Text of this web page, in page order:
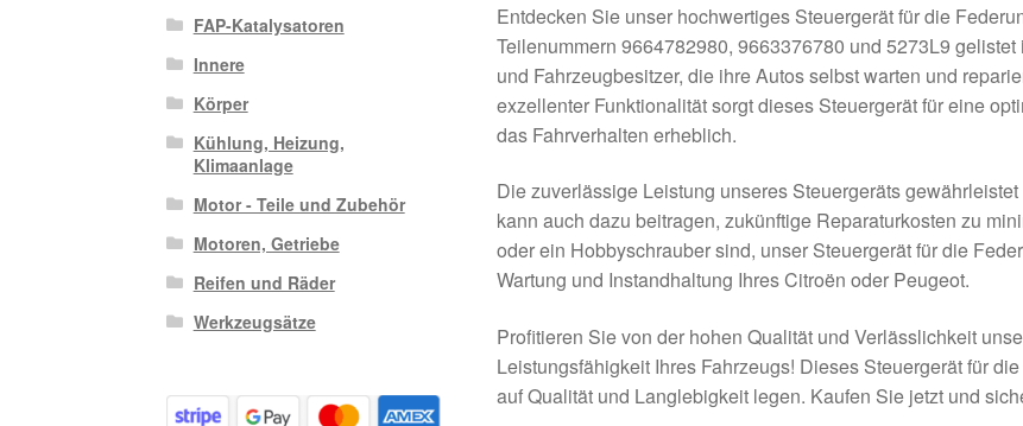
Entdecken Sie unser hochwertiges Steuergerät für die
Teilenummern 9664782980, 9663376780 und 5273L9
und Fahrzeugbesitzer, die ihre Autos selbst warten und
exzellenter Funktionalität sorgt dieses Steuergerät für eine
das Fahrverhalten erheblich.
Die zuverlässige Leistung unseres Steuergeräts
kann auch dazu beitragen, zukünftige Reparaturkosten zu
oder ein Hobbyschrauber sind, unser Steuergerät für die
Wartung und Instandhaltung Ihres Citroën oder Peugeot.
Profitieren Sie von der hohen Qualität und Verlässlichkeit
Leistungsfähigkeit Ihres Fahrzeugs! Dieses Steuergerät für
auf Qualität und Langlebigkeit legen. Kaufen Sie jetzt und
FAP-Katalysatoren
Innere
Körper
Kühlung, Heizung,
Klimaanlage
Motor - Teile und Zubehör
Motoren, Getriebe
Reifen und Räder
Werkzeugsätze